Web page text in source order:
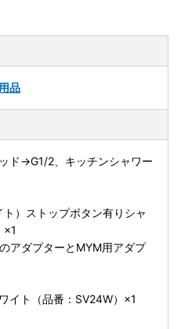
品
ド→G1/2、キッチンシャワー
）ストップボタン有りシャ
×1
アダプターとMYM用アダプ
イト（品番：SV24W）×1